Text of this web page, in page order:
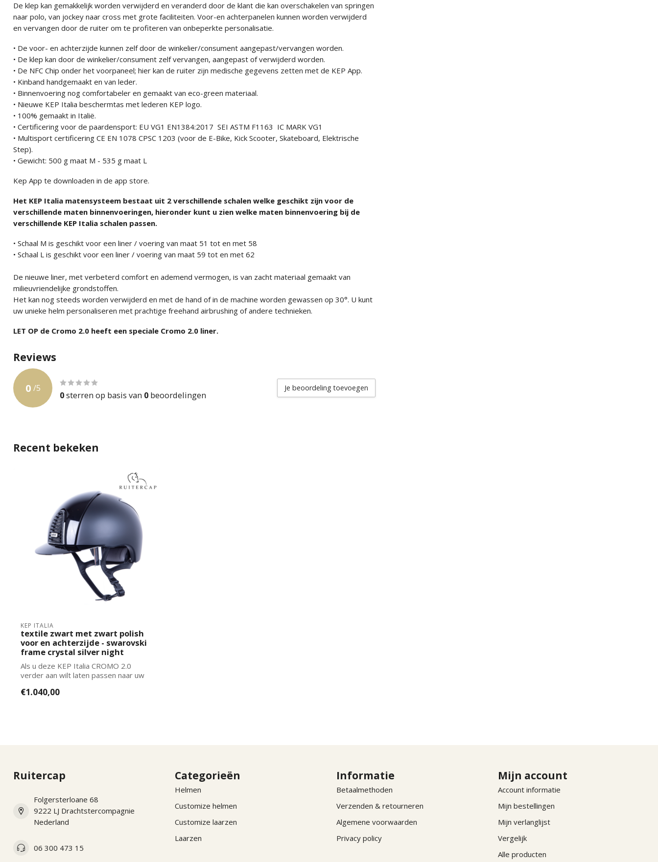
De klep kan gemakkelijk worden verwijderd en veranderd door de klant die kan overschakelen van springen
naar polo, van jockey naar cross met grote faciliteiten. Voor-en achterpanelen kunnen worden verwijderd
en vervangen door de ruiter om te profiteren van onbeperkte personalisatie.
• De voor- en achterzijde kunnen zelf door de winkelier/consument aangepast/vervangen worden.
• De klep kan door de winkelier/consument zelf vervangen, aangepast of verwijderd worden.
• De NFC Chip onder het voorpaneel; hier kan de ruiter zijn medische gegevens zetten met de KEP App.
• Kinband handgemaakt en van leder.
• Binnenvoering nog comfortabeler en gemaakt van eco-green materiaal.
• Nieuwe KEP Italia beschermtas met lederen KEP logo.
• 100% gemaakt in Italië.
• Certificering voor de paardensport: EU VG1 EN1384:2017 SEI ASTM F1163 IC MARK VG1
• Multisport certificering CE EN 1078 CPSC 1203 (voor de E-Bike, Kick Scooter, Skateboard, Elektrische
Step).
• Gewicht: 500 g maat M - 535 g maat L
Kep App te downloaden in de app store.
Het KEP Italia matensysteem bestaat uit 2 verschillende schalen welke geschikt zijn voor de
verschillende maten binnenvoeringen, hieronder kunt u zien welke maten binnenvoering bij de
verschillende KEP Italia schalen passen.
• Schaal M is geschikt voor een liner / voering van maat 51 tot en met 58
• Schaal L is geschikt voor een liner / voering van maat 59 tot en met 62
De nieuwe liner, met verbeterd comfort en ademend vermogen, is van zacht materiaal gemaakt van
milieuvriendelijke grondstoffen.
Het kan nog steeds worden verwijderd en met de hand of in de machine worden gewassen op 30°. U kunt
uw unieke helm personaliseren met prachtige freehand airbrushing of andere technieken.
LET OP de Cromo 2.0 heeft een speciale Cromo 2.0 liner.
Reviews
0 /5
0sterren op basis van 0 beoordelingen
Je beoordeling toevoegen
Recent bekeken
KEP ITALIA
textile zwart met zwart polish
voor en achterzijde - swarovski
frame crystal silver night
Als u deze KEP Italia CROMO 2.0
verder aan wilt laten passen naar uw
€1.040,00
Ruitercap
Folgersterloane 68
9222 LJ Drachtstercompagnie
Nederland
06 300 473 15
Categorieën
Helmen
Customize helmen
Customize laarzen
Laarzen
Informatie
Betaalmethoden
Verzenden & retourneren
Algemene voorwaarden
Privacy policy
Mijn account
Account informatie
Mijn bestellingen
Mijn verlanglijst
Vergelijk
Alle producten